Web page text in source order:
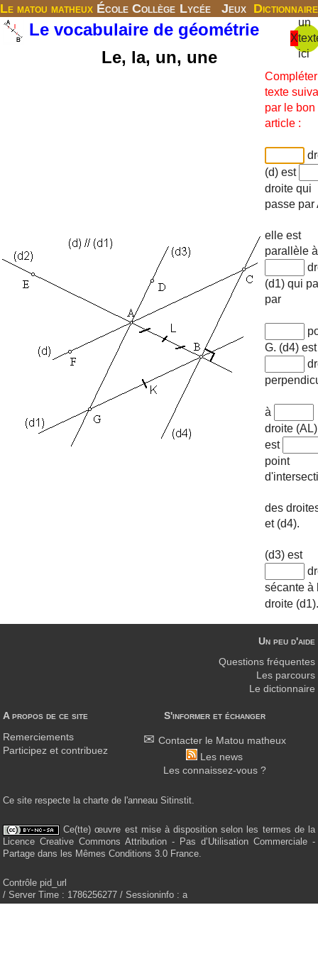
Le matou matheux École Collège Lycée Jeux Dictionnaire
X
un
ici
Le vocabulaire de géométrie
Le, la, un, une
texte
par le bon
article :
(d) est
droite qui
passe par
elle est
parallèle à
(d1) qui
par
G. (d4) est
à
droite
est
point
des
et (d4).
(d3) est
sécante à
droite
A propos de ce site
Remerciements
Participez et contribuez
S'informer et échanger
Contacter le Matou matheux
Les news
Les connaissez-vous ?
Un peu d'aide
Questions fréquentes
Les parcours
Le dictionnaire
Ce site respecte la charte de l'anneau Sitinstit.
Ce(tte) œuvre est mise à disposition selon les termes de la
Licence Creative Commons Attribution - Pas d’Utilisation Commerciale -
Partage dans les Mêmes Conditions 3.0 France.
Contrôle pid_url
/ Server Time : 1786256277 / Sessioninfo : a